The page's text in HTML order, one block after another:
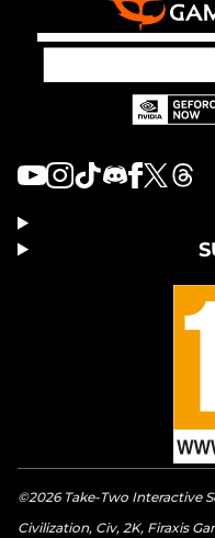
©2026 Take-Two Interactive
Civilization, Civ, 2K, Firaxis